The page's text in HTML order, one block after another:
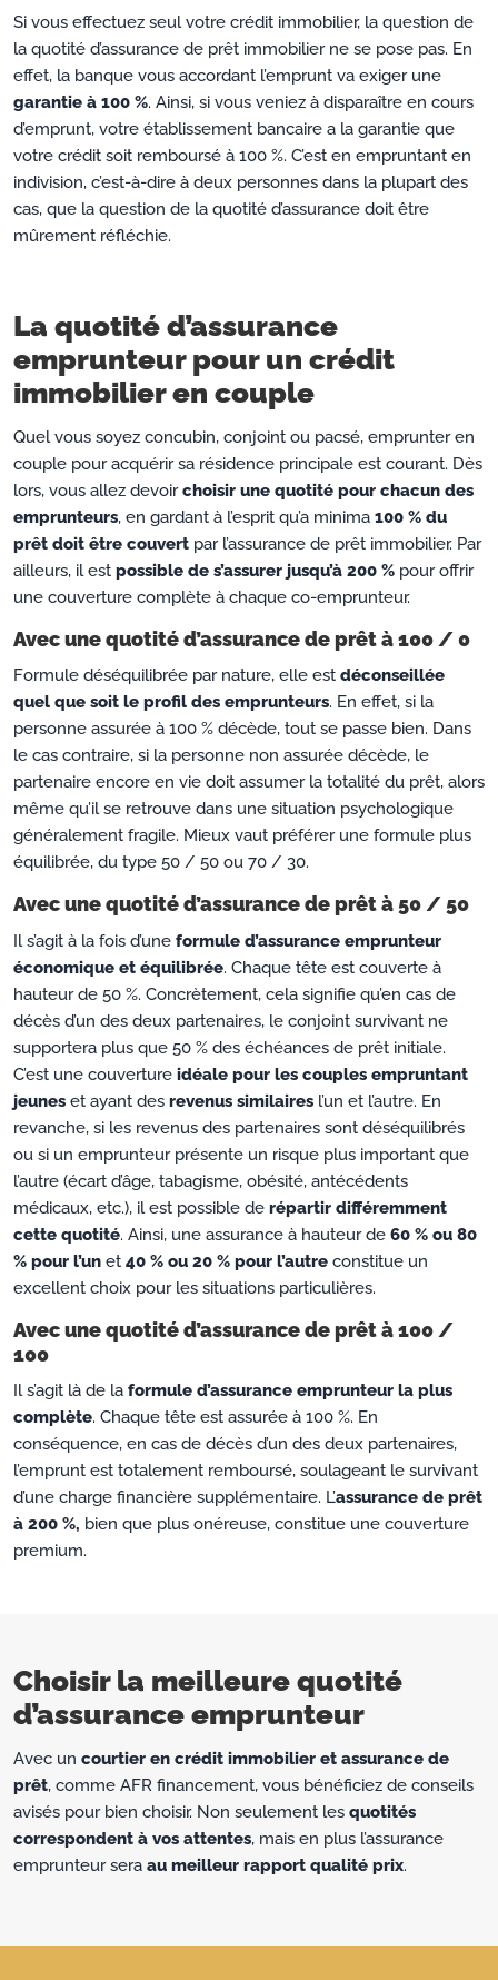
Si vous effectuez seul votre crédit immobilier, la question de
la quotité d’assurance de prêt immobilier ne se pose pas. En
effet, la banque vous accordant l’emprunt va exiger une
garantie à 100 %. Ainsi, si vous veniez à disparaître en cours
d’emprunt, votre établissement bancaire a la garantie que
votre crédit soit remboursé à 100 %. C’est en empruntant en
indivision, c’est-à-dire à deux personnes dans la plupart des
cas, que la question de la quotité d’assurance doit être
mûrement réfléchie.
La quotité d’assurance
emprunteur pour un crédit
immobilier en couple
Quel vous soyez concubin, conjoint ou pacsé, emprunter en
couple pour acquérir sa résidence principale est courant. Dès
lors, vous allez devoirchoisir une quotité pour chacun des
emprunteurs, en gardant à l’esprit qu’a minima 100 % du
prêt doit être couvert par l’assurance de prêt immobilier. Par
ailleurs, il est possible de s’assurer jusqu’à 200 % pour offrir
une couverture complète à chaque co-emprunteur.
Avec une quotité d’assurance de prêt à 100 / 0
Formule déséquilibrée par nature, elle est déconseillée
quel que soit le profil des emprunteurs. En effet, si la
personne assurée à 100 % décède, tout se passe bien. Dans
le cas contraire, si la personne non assurée décède, le
partenaire encore en vie doit assumer la totalité du prêt, alors
même qu’il se retrouve dans une situation psychologique
généralement fragile. Mieux vaut préférer une formule plus
équilibrée, du type 50 / 50 ou 70 / 30.
Avec une quotité d’assurance de prêt à 50 / 50
Il s’agit à la fois d’une formule d’assurance emprunteur
économique et équilibrée. Chaque tête est couverte à
hauteur de 50 %. Concrètement, cela signifie qu’en cas de
décès d’un des deux partenaires, le conjoint survivant ne
supportera plus que 50 % des échéances de prêt initiale.
C’est une couverture idéale pour les couples empruntant
jeunes et ayant des revenus similaires l’un et l’autre. En
revanche, si les revenus des partenaires sont déséquilibrés
ou si un emprunteur présente un risque plus important que
l’autre (écart d’âge, tabagisme, obésité, antécédents
médicaux, etc.), il est possible de répartir différemment
cette quotité. Ainsi, une assurance à hauteur de 60 % ou 80
% pour l’un et 40 % ou 20 % pour l’autre constitue un
excellent choix pour les situations particulières.
Avec une quotité d’assurance de prêt à 100 /
100
Il s’agit là de la formule d’assurance emprunteur la plus
complète. Chaque tête est assurée à 100 %. En
conséquence, en cas de décès d’un des deux partenaires,
l’emprunt est totalement remboursé, soulageant le survivant
d’une charge financière supplémentaire. L’assurance de prêt
à 200 %, bien que plus onéreuse, constitue une couverture
premium.
Choisir la meilleure quotité
d’assurance emprunteur
Avec un courtier en crédit immobilier et assurance de
prêt, comme AFR financement, vous bénéficiez de conseils
avisés pour bien choisir. Non seulement les quotités
correspondent à vos attentes, mais en plus l’assurance
emprunteur sera au meilleur rapport qualité prix.